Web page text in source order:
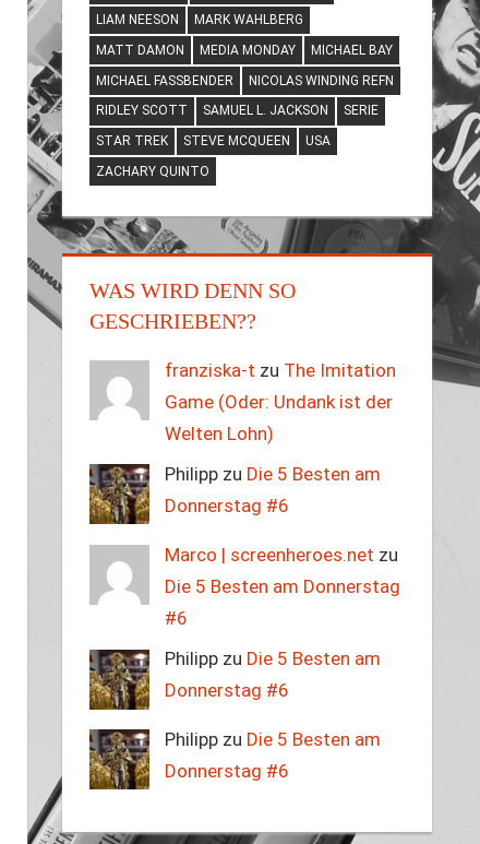
LIAM NEESON
MARK WAHLBERG
MATT DAMON
MEDIA MONDAY
MICHAEL BAY
MICHAEL FASSBENDER
NICOLAS WINDING REFN
RIDLEY SCOTT
SAMUEL L. JACKSON
SERIE
STAR TREK
STEVE MCQUEEN
USA
ZACHARY QUINTO
WAS WIRD DENN SO
GESCHRIEBEN??
franziska-t zu The Imitation
Game (Oder: Undank ist der
Welten Lohn)
Philipp zu Die 5 Besten am
Donnerstag #6
Marco | screenheroes.net zu
Die 5 Besten am Donnerstag
#6
Philipp zu Die 5 Besten am
Donnerstag #6
Philipp zu Die 5 Besten am
Donnerstag #6